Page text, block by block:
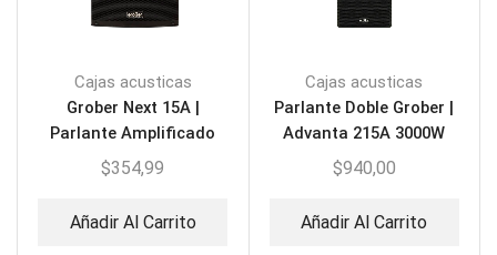
Cajas acusticas
Grober Next 15A |
Parlante Amplificado
1800W
$354,99
Añadir Al Carrito
Cajas acusticas
Parlante Doble Grober |
Advanta 215A 3000W
$940,00
Añadir Al Carrito